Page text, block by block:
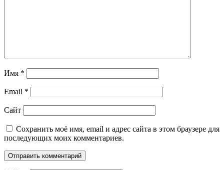
Имя *
Email *
Сайт
Сохранить моё имя, email и адрес сайта в этом браузере для
последующих моих комментариев.